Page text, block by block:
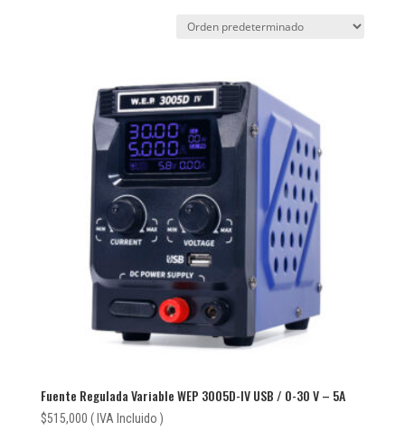
Fuente Regulada Variable WEP 3005D-IV USB / 0-30 V – 5A
$515,000 ( IVA Incluido )